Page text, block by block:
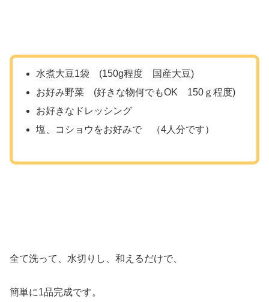
水煮大豆1袋 (150g程度 国産大豆)
お好み野菜 (好きな物何でもOK 150ｇ程度)
お好きなドレッシング
塩、コショウをお好みで （4人分です）
全て洗って、水切りし、和えるだけで、
簡単に1品完成です。